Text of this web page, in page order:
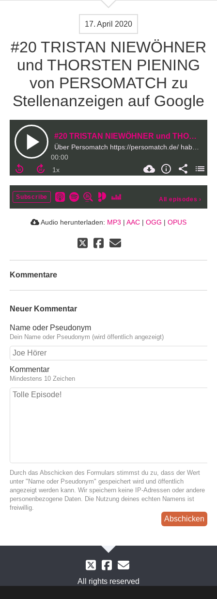
17. April 2020
#20 TRISTAN NIEWÖHNER
und THORSTEN PIENING
von PERSOMATCH zu
Stellenanzeigen auf Google
#20 TRISTAN NIEWÖHNER und THORSTEN PIENING von PERSOMATCH zu Stellenanzeigen auf Google
00:00
Subscribe All episodes ›
Audio herunterladen: MP3 | AAC | OGG | OPUS
Kommentare
Neuer Kommentar
Name oder Pseudonym
Dein Name oder Pseudonym (wird öffentlich angezeigt)
Kommentar
Mindestens 10 Zeichen
Durch das Abschicken des Formulars stimmst du zu, dass der Wert
unter "Name oder Pseudonym" gespeichert wird und öffentlich
angezeigt werden kann. Wir speichern keine IP-Adressen oder andere
personenbezogene Daten. Die Nutzung deines echten Namens ist
freiwillig.
Abschicken
All rights reserved